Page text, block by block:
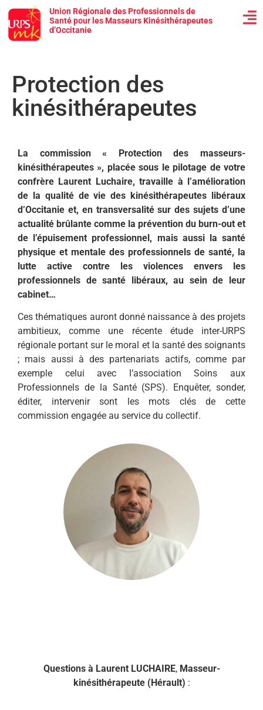
Union Régionale des Professionnels de
Santé pour les Masseurs Kinésithérapeutes
d’Occitanie
Protection des
kinésithérapeutes
La commission « Protection des masseurs-
kinésithérapeutes », placée sous le pilotage de votre
confrère Laurent Luchaire, travaille à l’amélioration
de la qualité de vie des kinésithérapeutes libéraux
d’Occitanie et, en transversalité sur des sujets d’une
actualité brûlante comme la prévention du burn-out et
de l’épuisement professionnel, mais aussi la santé
physique et mentale des professionnels de santé, la
lutte active contre les violences envers les
professionnels de santé libéraux, au sein de leur
cabinet…
Ces thématiques auront donné naissance à des projets
ambitieux, comme une récente étude inter-URPS
régionale portant sur le moral et la santé des soignants
; mais aussi à des partenariats actifs, comme par
exemple celui avec l’association Soins aux
Professionnels de la Santé (SPS). Enquêter, sonder,
éditer, intervenir sont les mots clés de cette
commission engagée au service du collectif.
Questions à Laurent LUCHAIRE, Masseur-
kinésithérapeute (Hérault) :